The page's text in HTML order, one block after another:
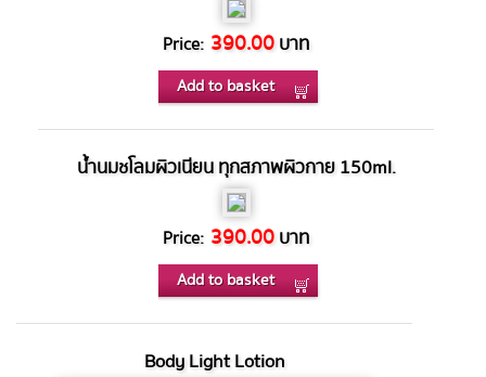
Price: 390.00บาท
Add to basket
น้ำนมชโลมผิวเนียน ทุกสภาพผิวกาย 150ml.
Price: 390.00บาท
Add to basket
Body Light Lotion